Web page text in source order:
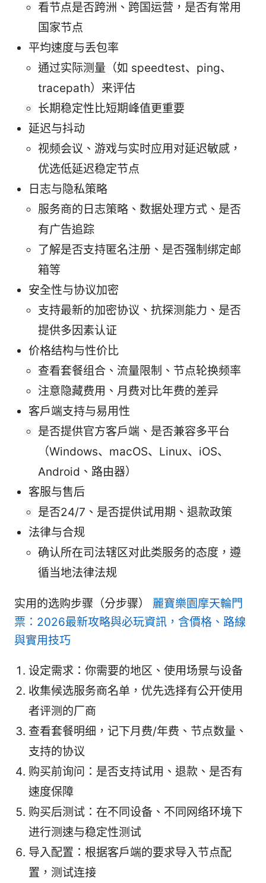
看节点是否跨洲、跨国运营，是否有常用
国家节点
平均速度与丢包率
通过实际测量（如 speedtest、ping、
tracepath）来评估
长期稳定性比短期峰值更重要
延迟与抖动
视频会议、游戏与实时应用对延迟敏感，
优选低延迟稳定节点
日志与隐私策略
服务商的日志策略、数据处理方式、是否
有广告追踪
了解是否支持匿名注册、是否强制绑定邮
箱等
安全性与协议加密
支持最新的加密协议、抗探测能力、是否
提供多因素认证
价格结构与性价比
查看套餐组合、流量限制、节点轮换频率
注意隐藏费用、月费对比年费的差异
客户端支持与易用性
是否提供官方客户端、是否兼容多平台
（Windows、macOS、Linux、iOS、
Android、路由器）
客服与售后
是否24/7、是否提供试用期、退款政策
法律与合规
确认所在司法辖区对此类服务的态度，遵
循当地法律法规
实用的选购步骤（分步骤） 麗寶樂園摩天輪門
票：2026最新攻略與必玩資訊，含價格、路線
與實用技巧
设定需求：你需要的地区、使用场景与设备
收集候选服务商名单，优先选择有公开使用
者评测的厂商
查看套餐明细，记下月费/年费、节点数量、
支持的协议
购买前询问：是否支持试用、退款、是否有
速度保障
购买后测试：在不同设备、不同网络环境下
进行测速与稳定性测试
导入配置：根据客户端的要求导入节点配
置，测试连接